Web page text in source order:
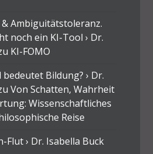
Ambiguitätstoleranz.
noch ein KI-Tool › Dr.
KI-FOMO
Bildung? › Dr.
Von Schatten, Wahrheit
Wissenschaftliches
Reise
Flut › Dr. Isabella Buck